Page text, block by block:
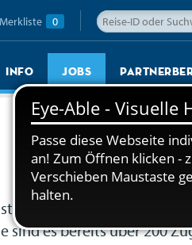
Merkliste 0
Info Jobs
es bereits über 200